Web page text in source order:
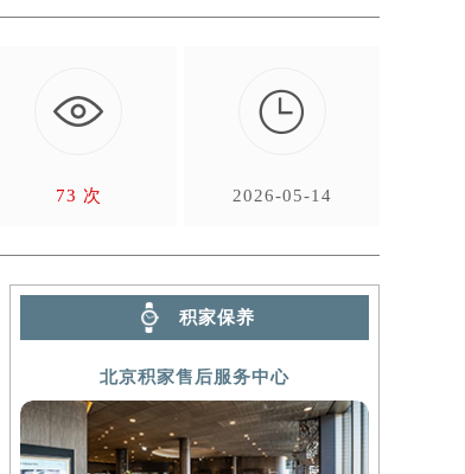
73 次

2026-05-14
积家保养
北京积家售后服务中心